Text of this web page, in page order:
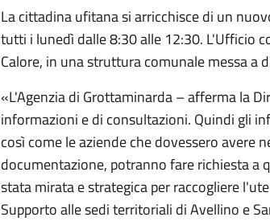
La cittadina ufitana si arricchisce di un
tutti i lunedì dalle 8:30 alle 12:30. L'Ufficio
Calore, in una struttura comunale messa a
«L'Agenzia di Grottaminarda– afferma la
informazioni e di consultazioni. Quindi gli
così come le aziende che dovessero avere
documentazione, potranno fare richiesta a
stata mirata e strategica per raccogliere
Supporto alle sedi territoriali di Avellino e